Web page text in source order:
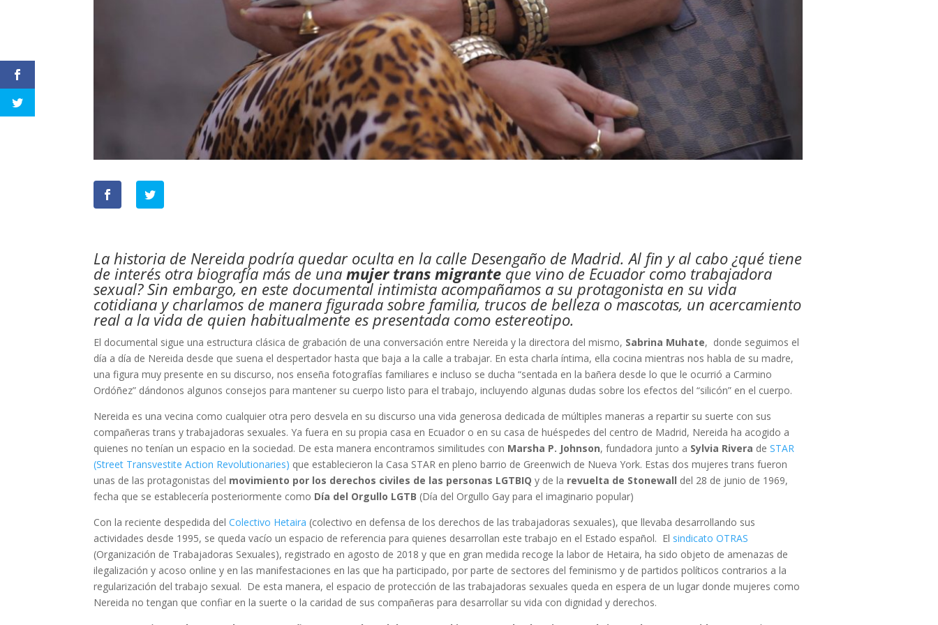
La historia de Nereida podría quedar oculta en la calle Desengaño de Madrid. Al fin y al cabo ¿qué tiene
de interés otra biografía más de unamujer trans migrante que vino de Ecuador como trabajadora
sexual? Sin embargo, en este documental intimista acompañamos a su protagonista en su vida
cotidiana y charlamos de manera figurada sobre familia, trucos de belleza o mascotas, un acercamiento
real a la vida de quien habitualmente es presentada como estereotipo.
El documental sigue una estructura clásica de grabación de una conversación entre Nereida y la directora del mismo, Sabrina Muhate, donde seguimos el
día a día de Nereida desde que suena el despertador hasta que baja a la calle a trabajar. En esta charla íntima, ella cocina mientras nos habla de su madre,
una figura muy presente en su discurso, nos enseña fotografías familiares e incluso se ducha “sentada en la bañera desde lo que le ocurrió a Carmino
Ordóñez” dándonos algunos consejos para mantener su cuerpo listo para el trabajo, incluyendo algunas dudas sobre los efectos del “silicón” en el cuerpo.
Nereida es una vecina como cualquier otra pero desvela en su discurso una vida generosa dedicada de múltiples maneras a repartir su suerte con sus
compañeras trans y trabajadoras sexuales. Ya fuera en su propia casa en Ecuador o en su casa de huéspedes del centro de Madrid, Nereida ha acogido a
quienes no tenían un espacio en la sociedad. De esta manera encontramos similitudes con Marsha P. Johnson, fundadora junto a Sylvia Rivera deSTAR
(Street Transvestite Action Revolutionaries) que establecieron la Casa STAR en pleno barrio de Greenwich de Nueva York. Estas dos mujeres trans fueron
unas de las protagonistas del movimiento por los derechos civiles de las personas LGTBIQ y de la revuelta de Stonewall del 28 de junio de 1969,
fecha que se establecería posteriormente como Día del Orgullo LGTB (Día del Orgullo Gay para el imaginario popular)
Con la reciente despedida delColectivo Hetaira (colectivo en defensa de los derechos de las trabajadoras sexuales), que llevaba desarrollando sus
actividades desde 1995, se queda vacío un espacio de referencia para quienes desarrollan este trabajo en el Estado español. El sindicato OTRAS
(Organización de Trabajadoras Sexuales), registrado en agosto de 2018 y que en gran medida recoge la labor de Hetaira, ha sido objeto de amenazas de
ilegalización y acoso online y en las manifestaciones en las que ha participado, por parte de sectores del feminismo y de partidos políticos contrarios a la
regularización del trabajo sexual. De esta manera, el espacio de protección de las trabajadoras sexuales queda en espera de un lugar donde mujeres como
Nereida no tengan que confiar en la suerte o la caridad de sus compañeras para desarrollar su vida con dignidad y derechos.